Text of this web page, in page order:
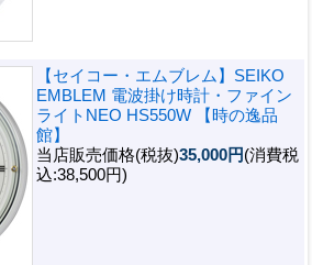
【セイコー・エムブレム】SEIKO
EMBLEM 電波掛け時計・ファイン
ライトNEO HS550W 【時の逸品
館】
当店販売価格(税抜)35,000円(消費税
込:38,500円)